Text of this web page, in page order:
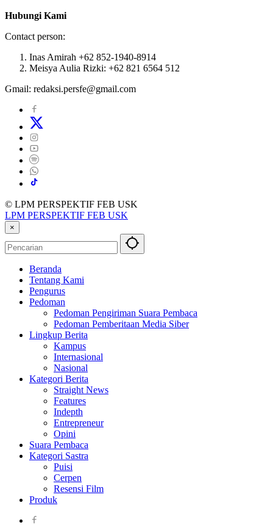
Hubungi Kami
Contact person:
Inas Amirah +62 852-1940-8914
Meisya Aulia Rizki: +62 821 6564 512
Gmail: redaksi.persfe@gmail.com
© LPM PERSPEKTIF FEB USK
LPM PERSPEKTIF FEB USK
×
Beranda
Tentang Kami
Pengurus
Pedoman
Pedoman Pengiriman Suara Pembaca
Pedoman Pemberitaan Media Siber
Lingkup Berita
Kampus
Internasional
Nasional
Kategori Berita
Straight News
Features
Indepth
Entrepreneur
Opini
Suara Pembaca
Kategori Sastra
Puisi
Cerpen
Resensi Film
Produk